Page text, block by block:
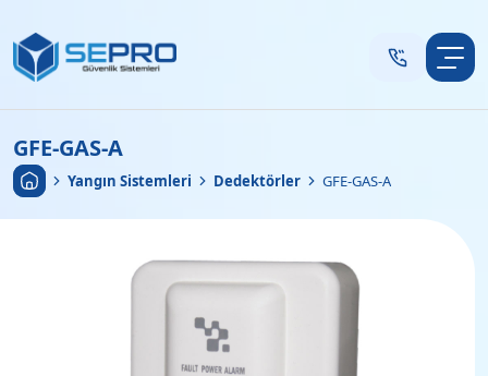
GFE-GAS-A
AnasayfaYangın Sistemleri Dedektörler GFE-GAS-A